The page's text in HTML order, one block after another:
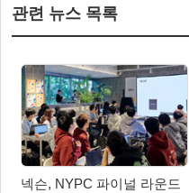
관련 뉴스 목록
넥슨, NYPC 파이널 라운드